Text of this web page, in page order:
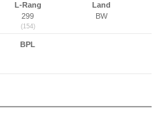
L-Rang
299
(154)
Land
BW
BPL